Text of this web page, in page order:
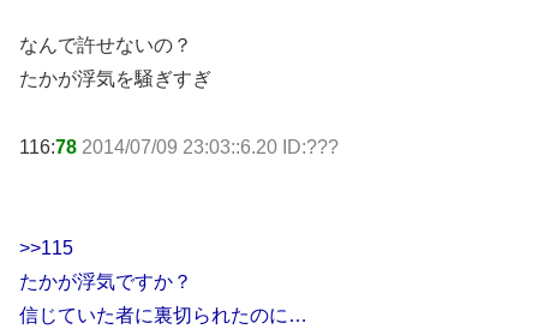
なんで許せないの？
たかが浮気を騒ぎすぎ
116:78 2014/07/09 23:03::6.20 ID:???
>>115
たかが浮気ですか？
信じていた者に裏切られたのに…